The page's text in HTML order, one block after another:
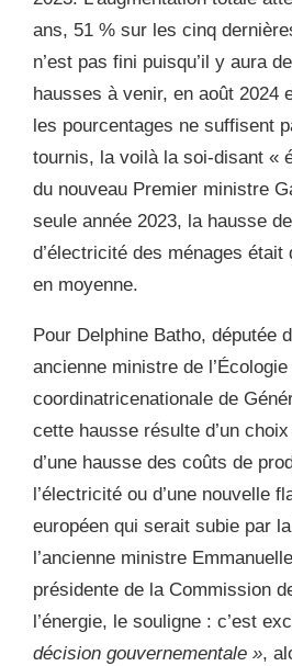
ans, 51 % sur les cinq
n’est pas fini puisqu’il y aura
hausses à venir, en août 2024
les pourcentages ne suffisent
tournis, la voilà la soi-disant «
du nouveau Premier ministre
seule année 2023, la hausse
d’électricité des ménages était
en moyenne.
Pour Delphine Batho, députée
ancienne ministre de
coordinatricenationale de
cette hausse résulte d’un
d’une hausse des coûts de
l’électricité ou d’une nouvelle
européen qui serait subie par
l’ancienne ministre
présidente de la Commission
l’énergie, le souligne : c’est
décision gouvernementale »,